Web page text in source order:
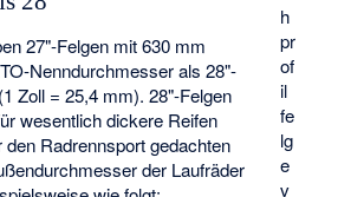
h
pr
of
il
fe
lg
e
v
27"-Felgen mit 630 mm
-Nenndurchmesser als 28"-
Zoll = 25,4 mm). 28"-Felgen
wesentlich dickere Reifen
Radrennsport gedachten
der Laufräder